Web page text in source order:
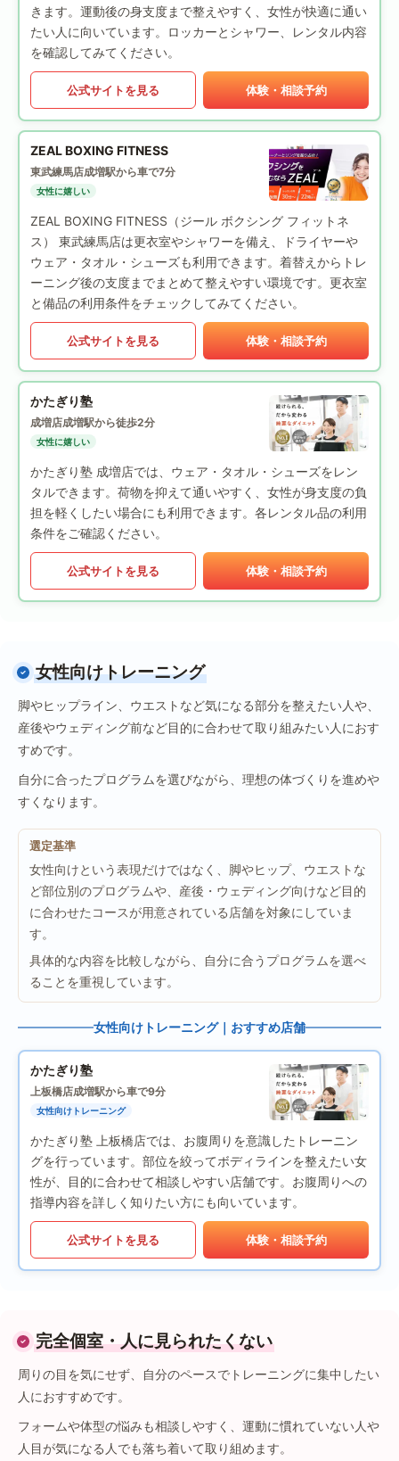
きます。運動後の身支度まで整えやすく、女性が快適に通い
たい人に向いています。ロッカーとシャワー、レンタル内容
を確認してみてください。
公式サイトを見る 体験・相談予約
ZEAL BOXING FITNESS
東武練馬店成増駅から車で7分
女性に嬉しい
ZEAL BOXING FITNESS（ジール ボクシング フィットネ
ス） 東武練馬店は更衣室やシャワーを備え、ドライヤーや
ウェア・タオル・シューズも利用できます。着替えからトレ
ーニング後の支度までまとめて整えやすい環境です。更衣室
と備品の利用条件をチェックしてみてください。
公式サイトを見る 体験・相談予約
かたぎり塾
成増店成増駅から徒歩2分
女性に嬉しい
かたぎり塾 成増店では、ウェア・タオル・シューズをレン
タルできます。荷物を抑えて通いやすく、女性が身支度の負
担を軽くしたい場合にも利用できます。各レンタル品の利用
条件をご確認ください。
公式サイトを見る 体験・相談予約
女性向けトレーニング
脚やヒップライン、ウエストなど気になる部分を整えたい人や、
産後やウェディング前など目的に合わせて取り組みたい人におす
すめです。
自分に合ったプログラムを選びながら、理想の体づくりを進めや
すくなります。
選定基準
女性向けという表現だけではなく、脚やヒップ、ウエストな
ど部位別のプログラムや、産後・ウェディング向けなど目的
に合わせたコースが用意されている店舗を対象にしていま
す。
具体的な内容を比較しながら、自分に合うプログラムを選べ
ることを重視しています。
女性向けトレーニング｜おすすめ店舗
かたぎり塾
上板橋店成増駅から車で9分
女性向けトレーニング
かたぎり塾 上板橋店では、お腹周りを意識したトレーニン
グを行っています。部位を絞ってボディラインを整えたい女
性が、目的に合わせて相談しやすい店舗です。お腹周りへの
指導内容を詳しく知りたい方にも向いています。
公式サイトを見る 体験・相談予約
完全個室・人に見られたくない
周りの目を気にせず、自分のペースでトレーニングに集中したい
人におすすめです。
フォームや体型の悩みも相談しやすく、運動に慣れていない人や
人目が気になる人でも落ち着いて取り組めます。